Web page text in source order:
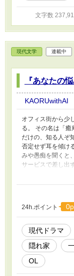
文字数
現代文学 連載中
『あなたの
KAORUwithAI
オフィス街から少
る。 その名は「癒
だけの、知る人ぞ
否定せず耳を傾け
みや愚痴を聞くと
サービスで差し出
った想いにはほろ
汁の味を――。 こ
れどどれも、心を
さな奇跡が生まれ
疲れた心をそっと
24h.ポイント
現代ドラマ
隠れ家
OL